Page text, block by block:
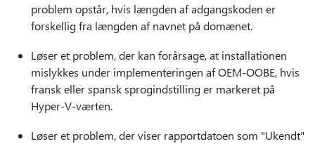
problem opstår, hvis længden af adgangskoden er
forskellig fra længden af navnet på domænet.
Løser et problem, der kan forårsage, at installationen
mislykkes under implementeringen af OEM-OOBE, hvis
fransk eller spansk sprogindstilling er markeret på
Hyper-V-værten.
Løser et problem, der viser rapportdatoen som "Ukendt"